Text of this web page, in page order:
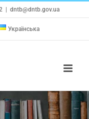
dntb@dntb.gov.ua
Українська